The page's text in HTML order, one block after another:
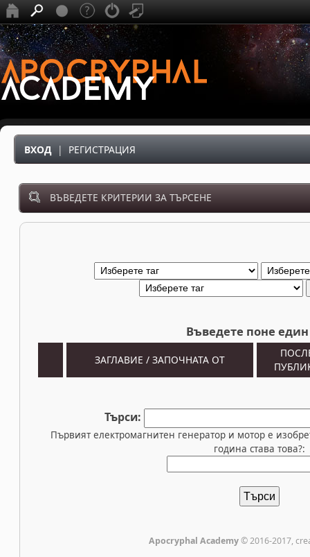
ВХОД | РЕГИСТРАЦИЯ
ВЪВЕДЕТЕ КРИТЕРИИ ЗА ТЪРСЕНЕ
Въведете поне един
ЗАГЛАВИЕ / ЗАПОЧНАТА ОТ
Търси:
Първият електромагнитен генератор и мотор е
година става това?:
Apocryphal Academy© 2016-2017,